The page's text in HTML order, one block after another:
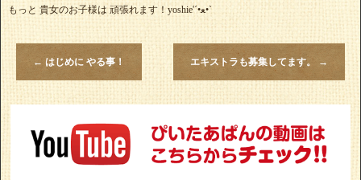
もっと 貴女のお子様は 頑張れます！yoshie'‎´•ﻌ•`
← はじめに やる事！ エキストラも募集してます。 →